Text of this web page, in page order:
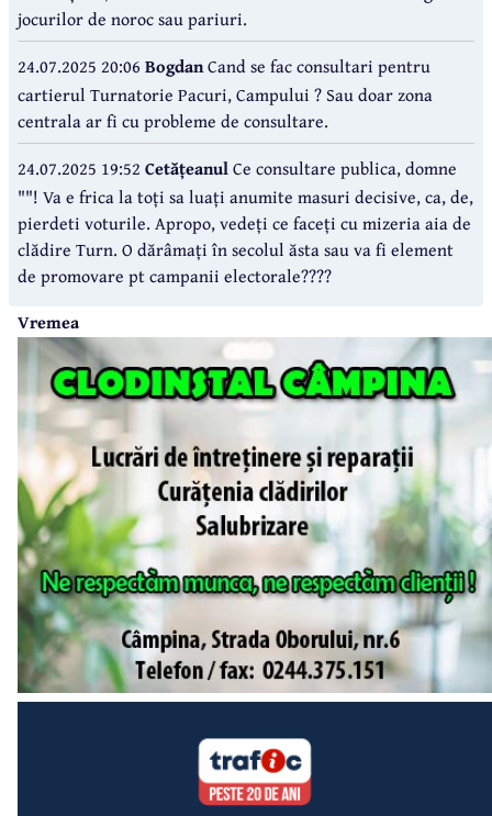
jocurilor de noroc sau pariuri.
24.07.2025 20:06 BogdanCand se fac consultari pentru
cartierul Turnatorie Pacuri, Campului ? Sau doar zona
centrala ar fi cu probleme de consultare.
24.07.2025 19:52 CetățeanulCe consultare publica, domne
""! Va e frica la toți sa luați anumite masuri decisive, ca, de,
pierdeti voturile. Apropo, vedeți ce faceți cu mizeria aia de
clădire Turn. O dărâmați în secolul ăsta sau va fi element
de promovare pt campanii electorale????
Vremea